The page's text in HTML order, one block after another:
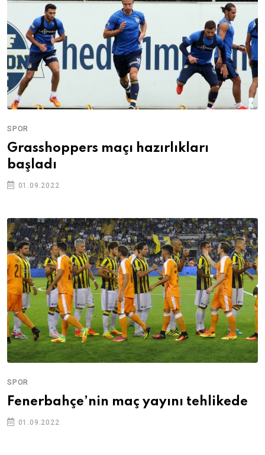
SPOR
Grasshoppers maçı hazırlıkları
başladı
01.09.2022
SPOR
Fenerbahçe’nin maç yayını tehlikede
01.09.2022